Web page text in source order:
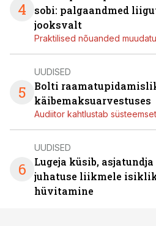
4
sobi: palgaandmed
jooksvalt
Praktilised nõuanded
5
UUDISED
Bolti
käibemaksuarvestuses
Audiitor kahtlustab
6
UUDISED
Lugeja küsib,
juhatuse liikmele
hüvitamine